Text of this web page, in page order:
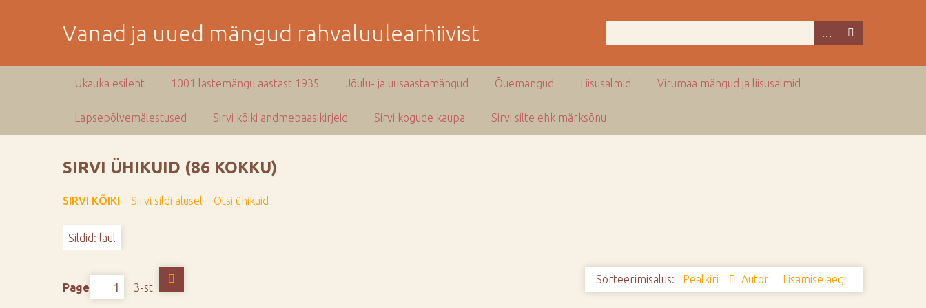
Vanad ja uued mängud rahvaluulearhiivist
Ukauka esileht 1001 lastemängu aastast 1935 Jõulu- ja uusaastamängud Õuemängud Liisusalmid Virumaa mängud ja liisusalmid
Lapsepõlvemälestused Sirvi kõiki andmebaasikirjeid Sirvi kogude kaupa Sirvi silte ehk märksõnu
SIRVI ÜHIKUID (86 KOKKU)
SIRVI KÕIKI Sirvi sildi alusel Otsi ühikuid
Sildid: laul
Page 3-st
Sorteerimisalus: Pealkiri Autor Lisamise aeg